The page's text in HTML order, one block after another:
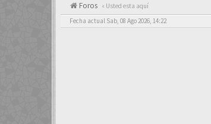
Foros « Usted esta aquí
Fecha actual Sab, 08 Ago 2026, 14:22